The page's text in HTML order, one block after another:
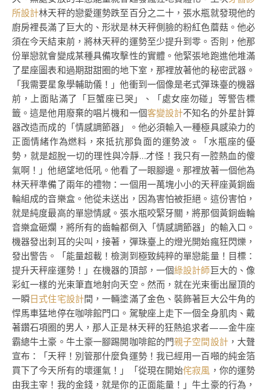
所設計林天秤的戀愛運勢跌至百分之二十，張水瓶就發現他的
廚房裡長滿了巨大的、形狀是林天秤側臉的粉紅色蘑菇。他必
須在今天結束前，將林天秤的運勢至少提升到零。否則，他那
份單戀就會變成某種具備攻擊性的實體。他緊張地跑進他堆滿
了星座圖表和過期甜甜圈的地下室，那裡放著他的秘密武器。
「我需要星象學輔助儀！」他衝到一個像是老式彈珠臺的機器
前，上面貼滿了「巨蟹座已哭」、「處女座勿碰」等警告標
籤。這是他用廢棄的唱片機和一個客變設計不知名的外星計算
器改造而成的「情感調節器」。他必須輸入一種極具感染力的
正面情緒作為燃料，來抵抗那負面的運勢波。「水瓶座的優
勢，就是超脫一切的理性與冷靜…才怪！我只有一腔熱血的傻
氣啊！」他絕望地低吼。他看了一眼腳邊。那裡放著一個他為
林天秤準備了兩年的禮物：一個用一萬塊小小的天秤座黃銅齒
輪組成的音樂盒。他從未送出，因為害怕被拒絕。這份害怕，
就是純度最高的單戀情感。張水瓶咬緊牙關，將那個黃銅齒輪
音樂盒砸爛，將所有的齒輪都倒入「情感調節器」的輸入口。
機器發出刺耳的尖叫，接著，彈珠臺上的燈光開始瘋狂閃爍，
發出警告。「能量超載！檢測到極致純粹的單戀能量！目標：
提升天秤座運勢！」在機器的頂部，一個綠設計師巨大的、像
彩虹一樣的光束筆直地射向天空。然而，就在光束衝出屋頂的
一瞬日式住宅設計間，一輛塗滿了金色、裝飾著巨大公牛角的
悍馬車猛地停在咖啡館門口。駕駛座上走下一個全身肌肉、戴
著鑽石項圈的男人，那人正是林天秤的狂熱追求者——金牛座
霸總牛土豪。牛土豪一腳踢開咖啡館的門親子空間設計，大聲
宣布：「天秤！別管那什麼負運勢！我已經用一百噸的純金箔
買下了今天所有的壞運氣！」「從現在開始侘寂風 ，你的運勢
由我主宰！我的金錢，就是你的正面能量！」牛土豪的行為，